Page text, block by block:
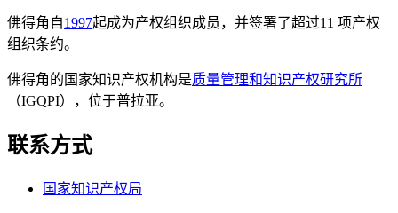
佛得角自1997起成为产权组织成员，并签署了超过11 项产权
组织条约。
佛得角的国家知识产权机构是质量管理和知识产权研究所
（IGQPI），位于普拉亚。
联系方式
国家知识产权局